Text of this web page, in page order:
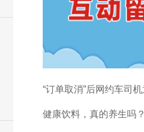
健康饮料，真的养生吗？